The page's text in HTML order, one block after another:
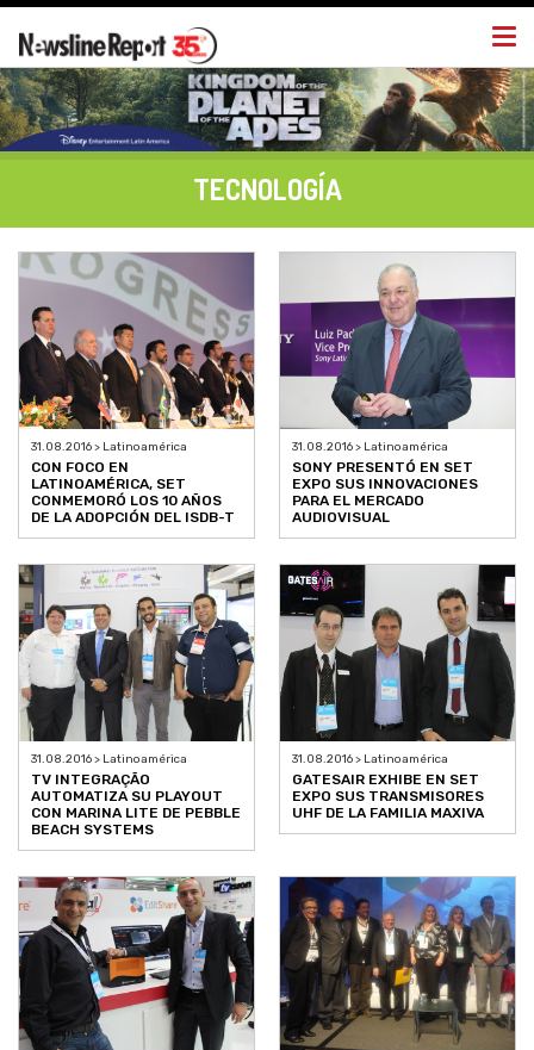
TECNOLOGÍA
31.08.2016 > Latinoamérica
CON FOCO EN
LATINOAMÉRICA, SET
CONMEMORÓ LOS 10 AÑOS
DE LA ADOPCIÓN DEL ISDB-T
31.08.2016 > Latinoamérica
SONY PRESENTÓ EN SET
EXPO SUS INNOVACIONES
PARA EL MERCADO
AUDIOVISUAL
31.08.2016 > Latinoamérica
TV INTEGRAÇÃO
AUTOMATIZA SU PLAYOUT
CON MARINA LITE DE PEBBLE
BEACH SYSTEMS
31.08.2016 > Latinoamérica
GATESAIR EXHIBE EN SET
EXPO SUS TRANSMISORES
UHF DE LA FAMILIA MAXIVA